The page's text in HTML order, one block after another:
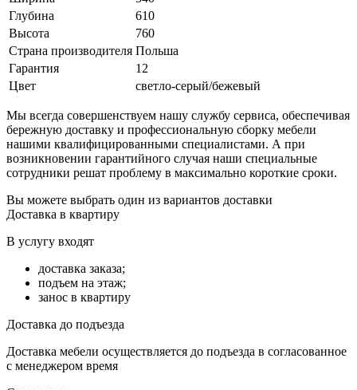
Глубина
610
Высота
760
Страна производителя Польша
Гарантия
12
Цвет
светло-серый/бежевый
Мы всегда совершенствуем нашу службу сервиса, обеспечивая
бережную доставку и профессиональную сборку мебели
нашими квалифицированными специалистами. А при
возникновении гарантийного случая наши специальные
сотрудники решат проблему в максимально короткие сроки.
Вы можете выбрать один из вариантов доставки
Доставка в квартиру
В услугу входят
доставка заказа;
подъем на этаж;
занос в квартиру
Доставка до подъезда
Доставка мебели осуществляется до подъезда в согласованное
с менеджером время